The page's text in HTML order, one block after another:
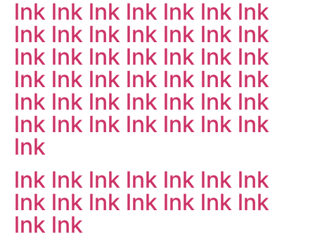
lnk lnk lnk lnk lnk lnk lnk
lnk lnk lnk lnk lnk lnk lnk
lnk lnk lnk lnk lnk lnk lnk
lnk lnk lnk lnk lnk lnk lnk
lnk lnk lnk lnk lnk lnk lnk
lnk lnk lnk lnk lnk lnk lnk
lnk
lnk lnk lnk lnk lnk lnk lnk
lnk lnk lnk lnk lnk lnk lnk
lnk lnk